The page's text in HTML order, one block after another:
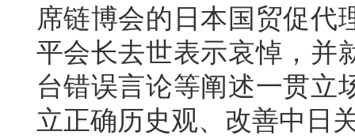
席链博会的日本国贸促代
平会长去世表示哀悼，并
台错误言论等阐述一贯立
立正确历史观、改善中日